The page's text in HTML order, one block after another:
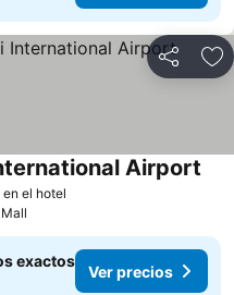
Compartir
el hotel
Airport
exactos
Ver precios